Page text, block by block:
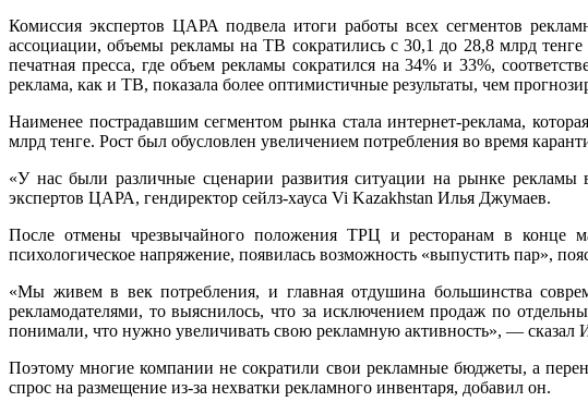
Комиссия экспертов ЦАРА подвела итоги работы всех сегментов
ассоциации, объемы рекламы на ТВ сократились с 30,1 до 28,8 млрд
печатная пресса, где объем рекламы сократился на 34% и 33%,
реклама, как и ТВ, показала более оптимистичные результаты, чем
Наименее пострадавшим сегментом рынка стала интернет-реклама,
млрд тенге. Рост был обусловлен увеличением потребления во время
«У нас были различные сценарии развития ситуации на рынке
экспертов ЦАРА, гендиректор сейлз-хауса Vi Kazakhstan Илья Джумаев.
После отмены чрезвычайного положения ТРЦ и ресторанам в конце
психологическое напряжение, появилась возможность «выпустить пар»,
«Мы живем в век потребления, и главная отдушина большинства
рекламодателями, то выяснилось, что за исключением продаж по
понимали, что нужно увеличивать свою рекламную активность», — сказал
Поэтому многие компании не сократили свои рекламные бюджеты, а
спрос на размещение из-за нехватки рекламного инвентаря, добавил он.